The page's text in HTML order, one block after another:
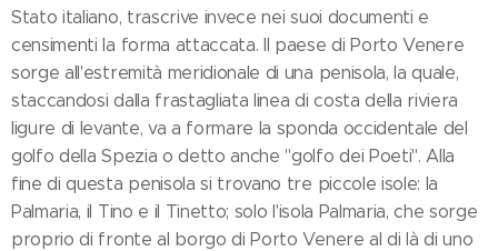
Stato italiano, trascrive invece nei suoi documenti e
censimenti la forma attaccata. Il paese di Porto Venere
sorge all'estremità meridionale di una penisola, la quale,
staccandosi dalla frastagliata linea di costa della riviera
ligure di levante, va a formare la sponda occidentale del
golfo della Spezia o detto anche "golfo dei Poeti". Alla
fine di questa penisola si trovano tre piccole isole: la
Palmaria, il Tino e il Tinetto; solo l'isola Palmaria, che sorge
proprio di fronte al borgo di Porto Venere al di là di uno